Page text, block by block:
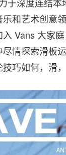
和艺术创意
Vans 大家
情探索滑板运
巧如何，滑，